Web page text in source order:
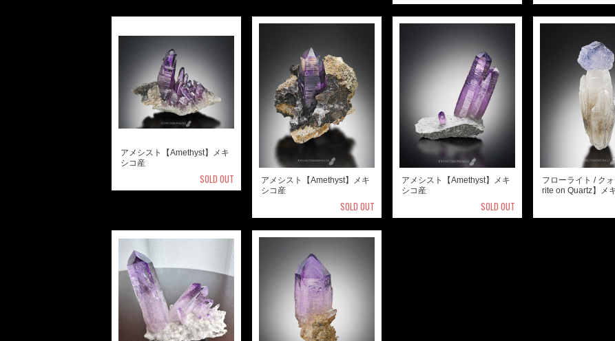
アメシスト【Amethyst】メキ
シコ産
SOLD OUT
アメシスト【Amethyst】メキ
シコ産
SOLD OUT
アメシスト【Amethyst】メキ
シコ産
SOLD OUT
フローライト / ク
rite on Quartz】メ